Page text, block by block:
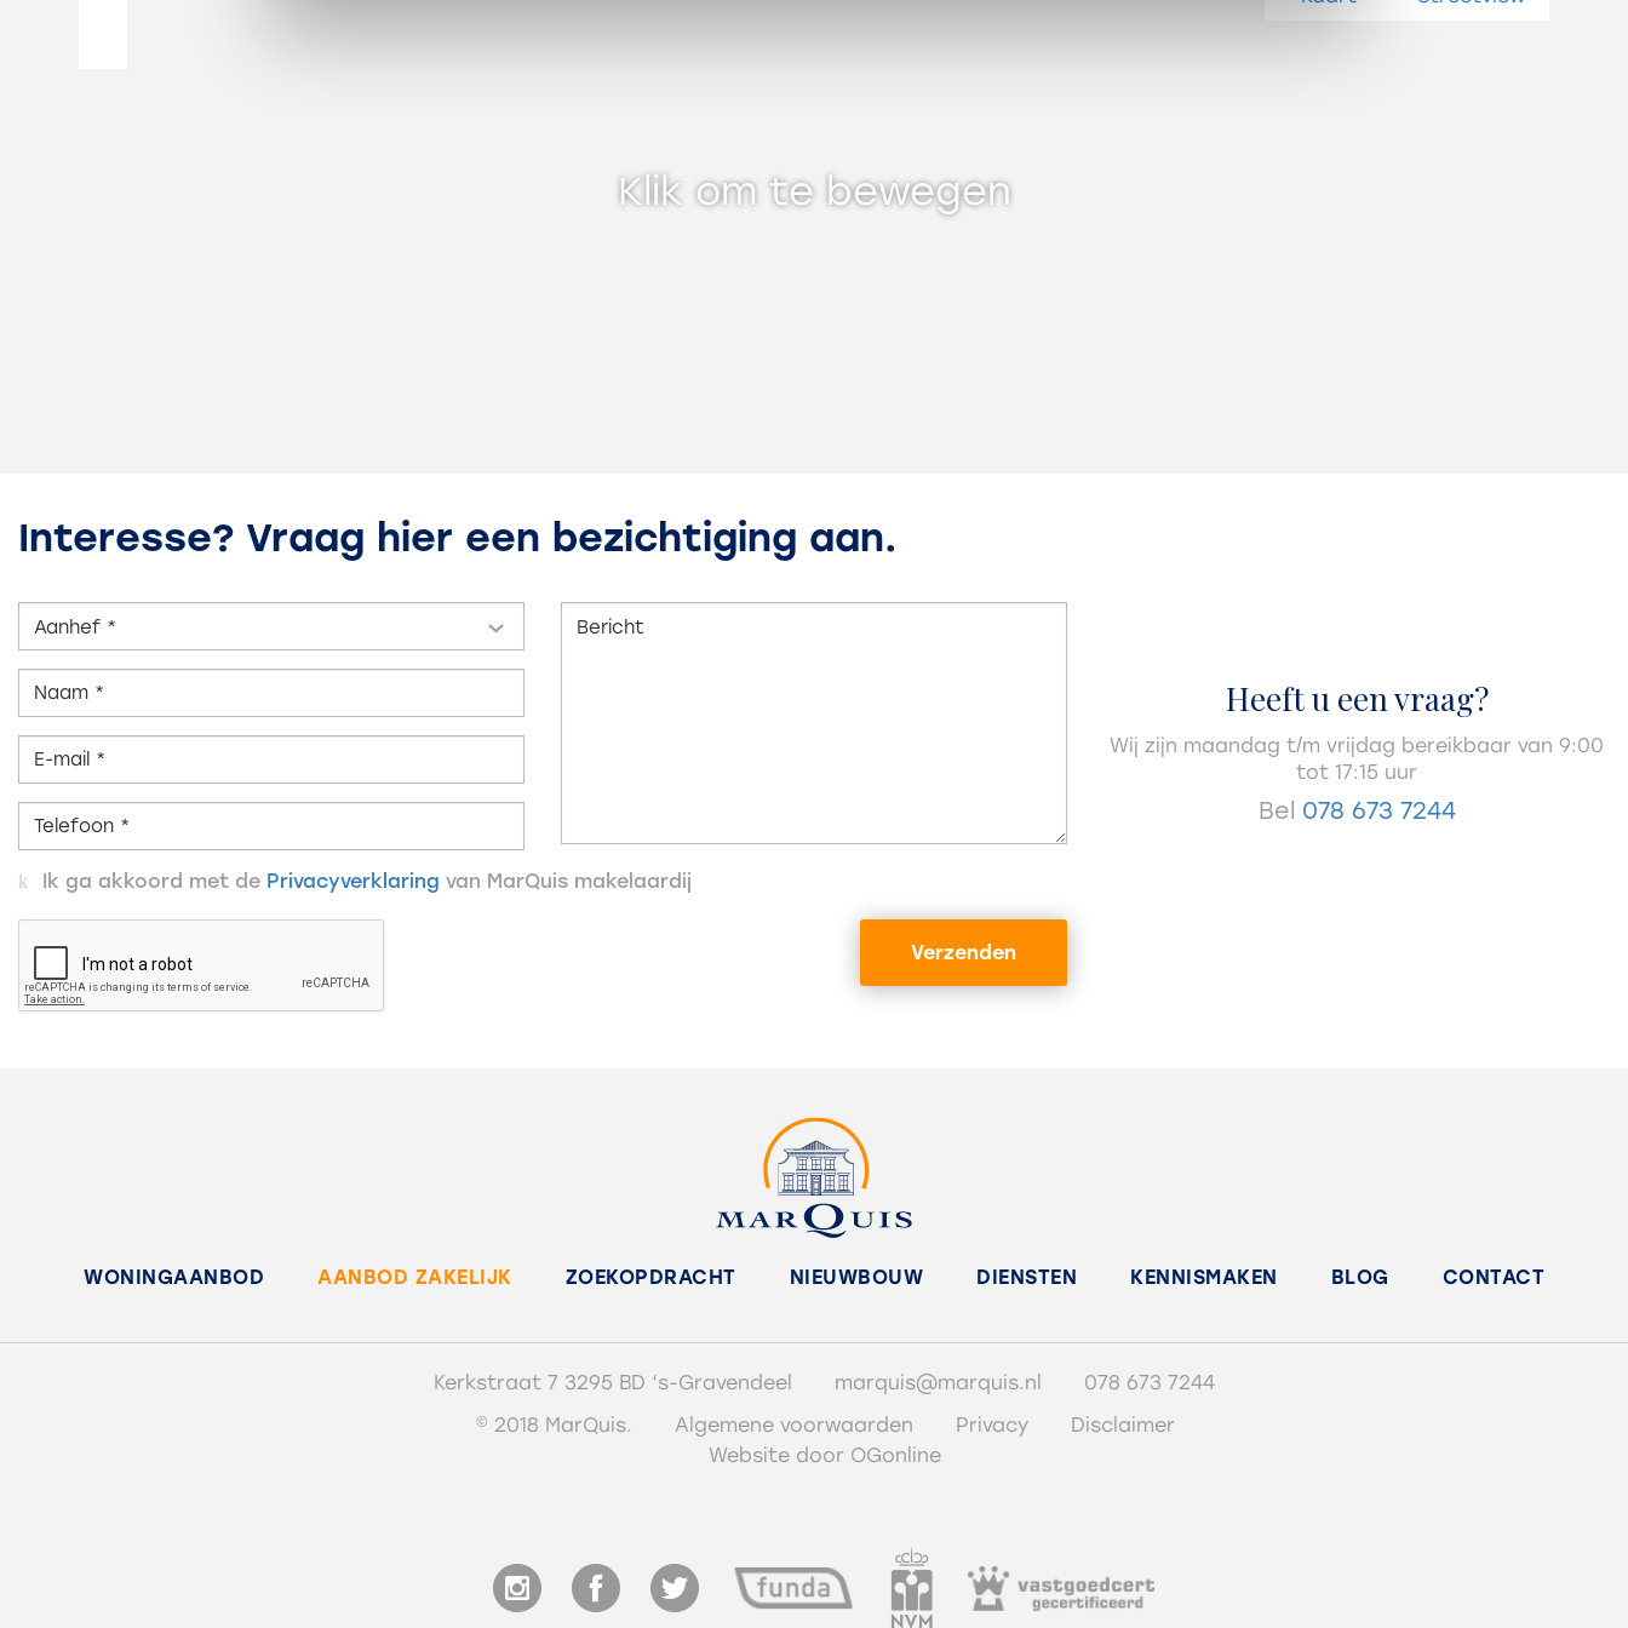
Klik om te bewegen
Interesse? Vraag hier een bezichtiging aan.
Aanhef *
Ik ga akkoord met de Privacyverklaring van MarQuis makelaardij
Verzenden
Heeft u een vraag?
Wij zijn maandag t/m vrijdag bereikbaar van 9:00
tot 17:15 uur
Bel 078 673 7244
WONINGAANBOD AANBOD ZAKELIJK ZOEKOPDRACHT NIEUWBOUW DIENSTEN KENNISMAKEN BLOG CONTACT
Kerkstraat 7 3295 BD ‘s-Gravendeel marquis@marquis.nl
078 673 7244
© 2018 MarQuis.
Algemene voorwaarden Privacy
Disclaimer
Website door OGonline